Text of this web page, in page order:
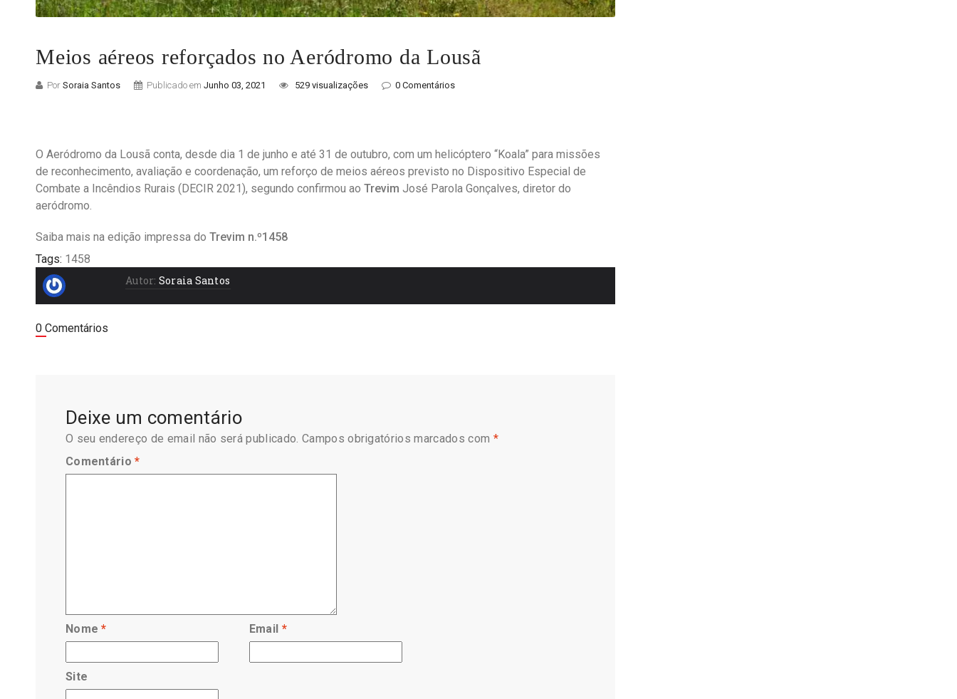
Meios aéreos reforçados no Aeródromo da Lousã
Por Soraia Santos Publicado em Junho 03, 2021 529 visualizações 0 Comentários
O Aeródromo da Lousã conta, desde dia 1 de junho e até 31 de outubro, com um helicóptero “Koala” para missões
de reconhecimento, avaliação e coordenação, um reforço de meios aéreos previsto no Dispositivo Especial de
Combate a Incêndios Rurais (DECIR 2021), segundo confirmou ao Trevim José Parola Gonçalves, diretor do
aeródromo.
Saiba mais na edição impressa do Trevim n.º1458
Tags: 1458
Autor: Soraia Santos
0 Comentários
Deixe um comentário
O seu endereço de email não será publicado. Campos obrigatórios marcados com *
Comentário*
Nome* Email *
Site